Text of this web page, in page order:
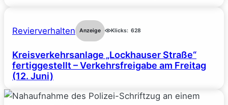
Revierverhalten Anzeige Klicks: 628
Kreisverkehrsanlage „Lockhauser Straße“
fertiggestellt – Verkehrsfreigabe am Freitag
(12. Juni)